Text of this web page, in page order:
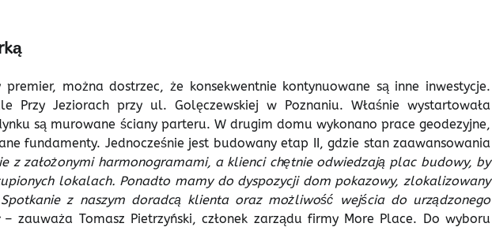
można dostrzec, że konsekwentnie kontynuowane są inne inwestycje.
Przy Jeziorach przy ul. Golęczewskiej w Poznaniu. Właśnie wystartowała
są murowane ściany parteru. W drugim domu wykonano prace geodezyjne,
fundamenty. Jednocześnie jest budowany etap II, gdzie stan zaawansowania
z założonymi harmonogramami, a klienci chętnie odwiedzają plac budowy, by
lokalach. Ponadto mamy do dyspozycji dom pokazowy, zlokalizowany
z naszym doradcą klienta oraz możliwość wejścia do urządzonego
– zauważa Tomasz Pietrzyński, członek zarządu firmy More Place. Do wyboru